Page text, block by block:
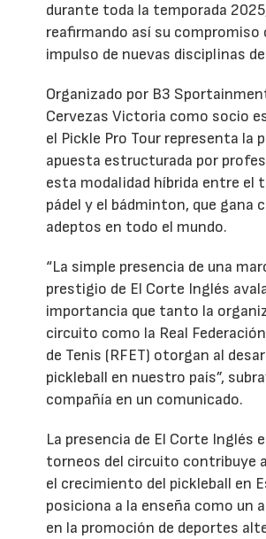
durante toda la temporada
reafirmando así su compromiso
impulso de nuevas disciplinas
Organizado por B3
Cervezas Victoria como socio
el Pickle Pro Tour representa la
apuesta estructurada por
esta modalidad híbrida entre el
pádel y el bádminton, que gana
adeptos en todo el mundo.
“La simple presencia de una
prestigio de El Corte Inglés
importancia que tanto la
circuito como la Real
de Tenis (RFET) otorgan al
pickleball en nuestro país”,
compañía en un comunicado.
La presencia de El Corte Inglés
torneos del circuito contribuye
el crecimiento del pickleball en
posiciona a la enseña como un
en la promoción de deportes